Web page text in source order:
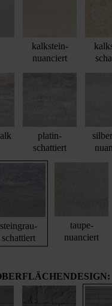
kalkstein-
nuanciert
platin-
schattiert
steingrau-
schattiert
taupe-
nuanciert